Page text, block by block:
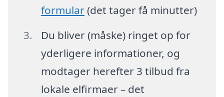
formular(det tager få minutter)
Du bliver (måske) ringet op for
yderligere informationer, og
modtager herefter 3 tilbud fra
lokale elfirmaer – det